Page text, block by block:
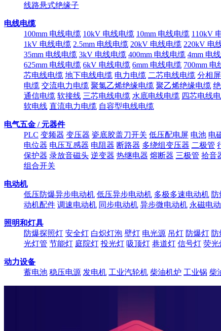
线路悬式绝缘子
电线电缆
100mm 电线电缆 10kV 电线电缆 10mm 电线电缆 110kV
1kV 电线电缆 2.5mm 电线电缆 20kV 电线电缆 220kV 电
35mm 电线电缆 3kV 电线电缆 400mm 电线电缆 4mm 电
625mm 电线电缆 6kV 电线电缆 6mm 电线电缆 700mm 电
芯电线电缆 地下电线电缆 电力电缆 二芯电线电缆 分相
电缆 交流电力电缆 聚氯乙烯绝缘电缆 聚乙烯绝缘电缆
通信电缆 软接线 三芯电线电缆 水底电线电缆 四芯电线
软电线 直流电力电缆 自容型电线电缆
电气五金 / 元器件
PLC 变频器 变压器 瓷底胶盖刀开关 低压配电屏 电池 电
电位器 电压互感器 电阻器 断路器 多绕组变压器 二极管
保护器 录放音磁头 逆变器 热继电器 熔断器 三极管 拾音
组合开关
电动机
低压防爆异步电动机 低压异步电动机 多极多速电动机
动机配件 调速电动机 同步电动机 异步微电动机 永磁电
照明和灯具
防爆探照灯 安全灯 白炽灯泡 壁灯 电光源 吊灯 防爆灯
光灯管 节能灯 庭院灯 投光灯 吸顶灯 巷道灯 信号灯 荧光
动力设备
蓄电池 稳压电源 发电机 工业汽轮机 柴油机炉 工业锅 柴